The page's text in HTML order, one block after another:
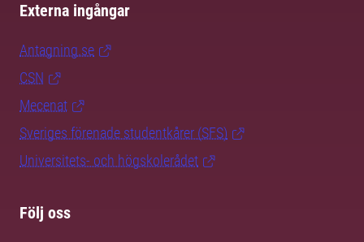
Externa ingångar
Antagning.se
CSN
Mecenat
Sveriges förenade studentkårer (SFS)
Universitets- och högskolerådet
Följ oss